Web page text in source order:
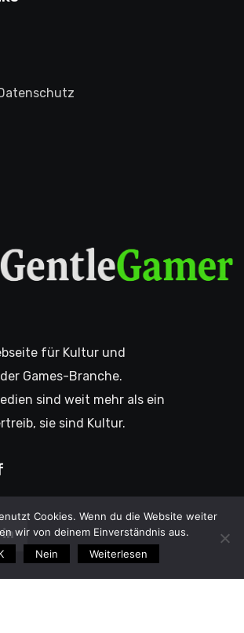
für Kultur und
Games-Branche.
sind weit mehr als ein
sie sind Kultur.
Cookies. Wenn du die Website weiter
wir von deinem Einverständnis aus.
Nein Weiterlesen